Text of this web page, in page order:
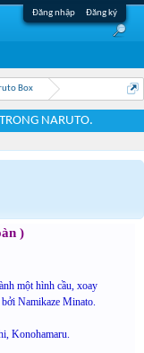
Đăng nhập Đăng ký
Box
NARUTO.
)​
một hình cầu, xoay
Namikaze Minato.
Konohamaru.